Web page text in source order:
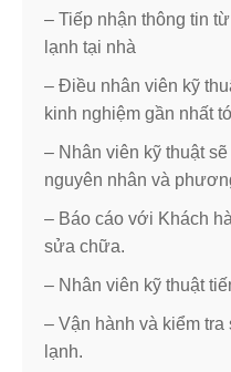
– Tiếp nhận thông tin
lạnh tại nhà
– Điều nhân viên kỹ
kinh nghiệm gần nhất
– Nhân viên kỹ thuật
nguyên nhân và
– Báo cáo với Khách
sửa chữa.
– Nhân viên kỹ thuật
– Vận hành và kiểm
lạnh.